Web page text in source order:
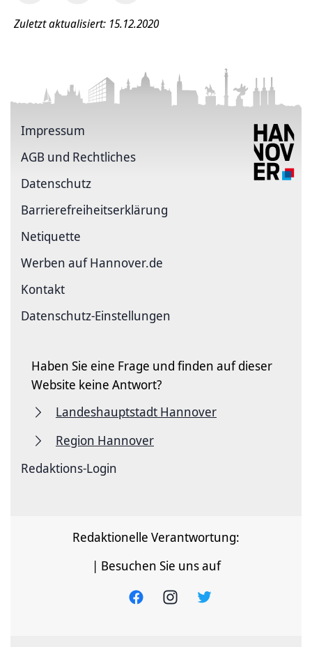
Zuletzt aktualisiert: 15.12.2020
Impressum
AGB und Rechtliches
Datenschutz
Barriere­freiheits­erklärung
Netiquette
Werben auf Hannover.de
Kontakt
Datenschutz-Einstellungen
Haben Sie eine Frage und finden auf dieser
Website keine Antwort?
Landeshauptstadt Hannover
Region Hannover
Redaktions-Login
Redaktionelle Verantwortung:
| Besuchen Sie uns auf